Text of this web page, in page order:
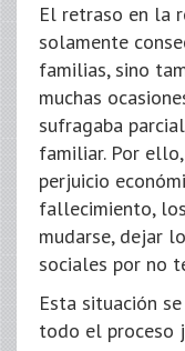
El retraso en la
solamente
familias, sino
muchas
sufragaba
familiar. Por
perjuicio
fallecimiento,
mudarse, dejar
sociales por no
Esta situación
todo el proceso